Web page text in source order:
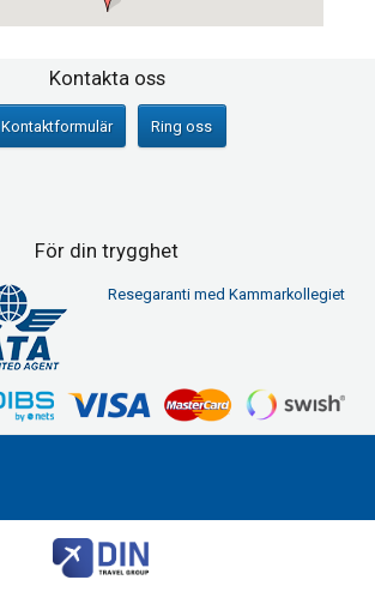
Sociala medier
Kontakta oss
Kontaktformulär Ring oss
För din trygghet
Resegaranti med Kammarkollegiet
235 39
Telefon040 45 29 90